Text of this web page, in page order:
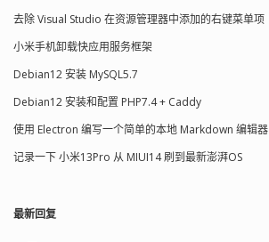
去除 Visual Studio 在资源管理器中添加的右键菜单项
小米手机卸载快应用服务框架
Debian12 安装 MySQL5.7
Debian12 安装和配置 PHP7.4 + Caddy
使用 Electron 编写一个简单的本地 Markdown 编辑器
记录一下 小米13Pro 从 MIUI14 刷到最新澎湃OS
最新回复